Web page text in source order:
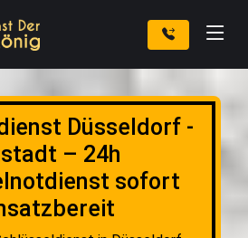
Düsseldorf -
– 24h
sofort